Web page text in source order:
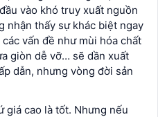
vào khó truy xuất nguồn
nhận thấy sự khác biệt ngay
vấn đề như mùi hóa chất
giòn dễ vỡ… sẽ dần xuất
dẫn, nhưng vòng đời sản
giá cao là tốt. Nhưng nếu